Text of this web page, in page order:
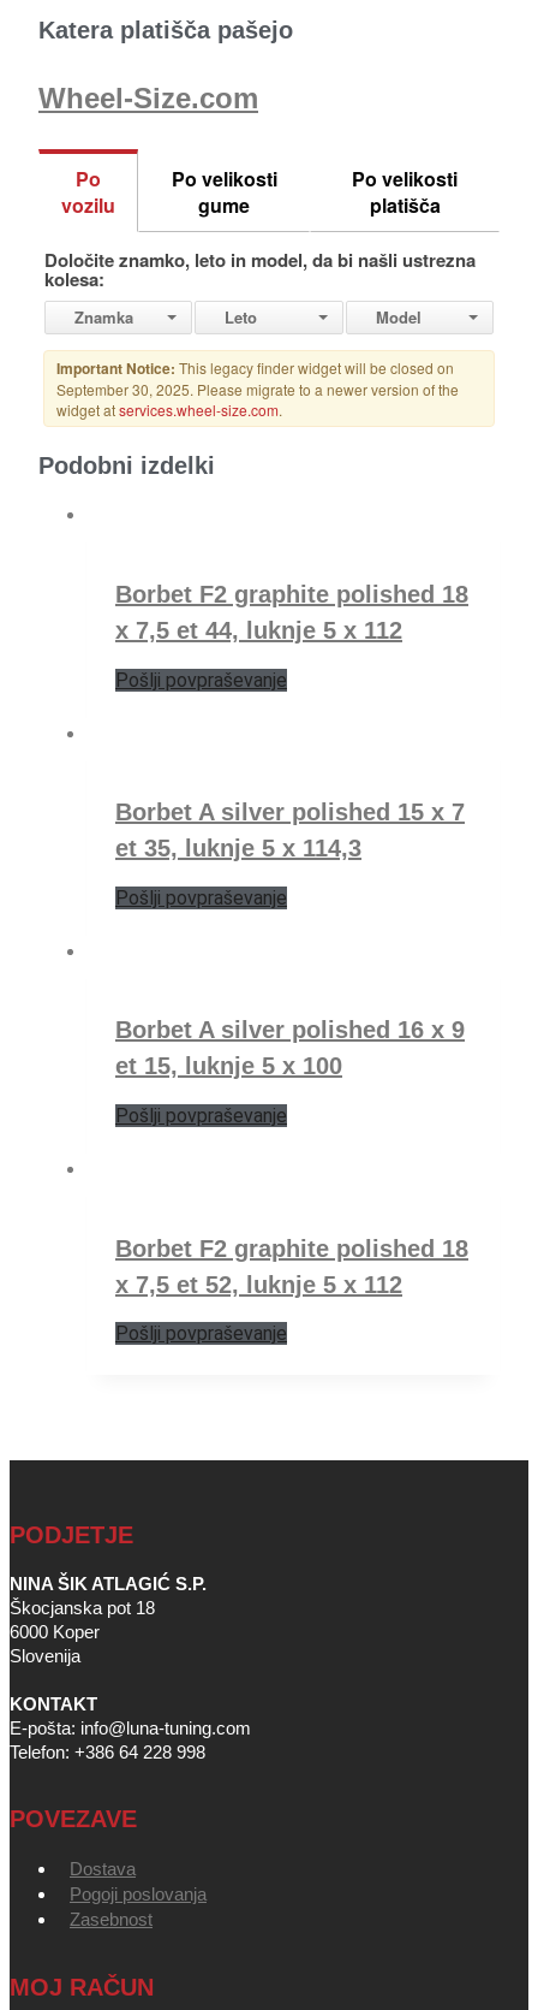
Katera platišča pašejo
Wheel-Size.com
Podobni izdelki
Borbet F2 graphite polished 18
x 7,5 et 44, luknje 5 x 112
Pošlji povpraševanje
Borbet A silver polished 15 x 7
et 35, luknje 5 x 114,3
Pošlji povpraševanje
Borbet A silver polished 16 x 9
et 15, luknje 5 x 100
Pošlji povpraševanje
Borbet F2 graphite polished 18
x 7,5 et 52, luknje 5 x 112
Pošlji povpraševanje
PODJETJE
NINA ŠIK ATLAGIĆ S.P.
Škocjanska pot 18
6000 Koper
Slovenija
KONTAKT
E-pošta: info@luna-tuning.com
Telefon: +386 64 228 998
POVEZAVE
Dostava
Pogoji poslovanja
Zasebnost
MOJ RAČUN